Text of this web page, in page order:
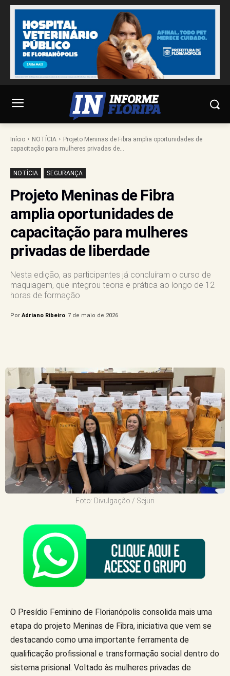
Início NOTÍCIA
Projeto Meninas de Fibra amplia oportunidades de
capacitação para mulheres privadas de...
NOTÍCIA SEGURANÇA
Projeto Meninas de Fibra
amplia oportunidades de
capacitação para mulheres
privadas de liberdade
Nesta edição, as participantes já concluíram o curso de
maquiagem, que integrou teoria e prática ao longo de 12
horas de formação
Por Adriano Ribeiro 7 de maio de 2026
Foto: Divulgação / Sejuri
O Presídio Feminino de Florianópolis consolida mais uma
etapa do projeto Meninas de Fibra, iniciativa que vem se
destacando como uma importante ferramenta de
qualificação profissional e transformação social dentro do
sistema prisional. Voltado às mulheres privadas de